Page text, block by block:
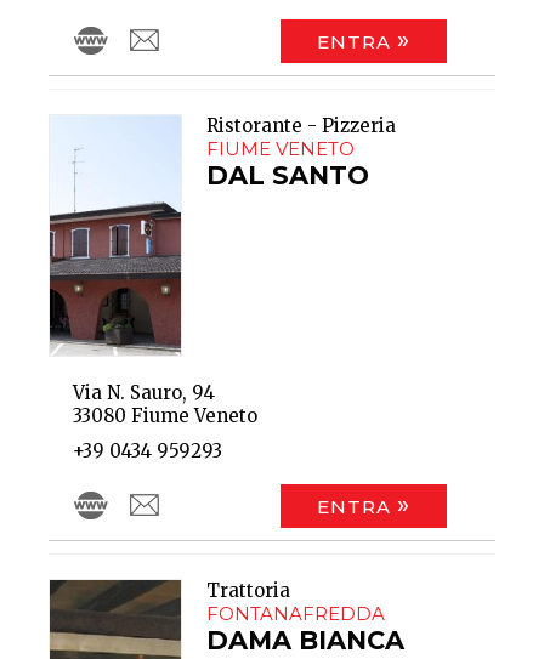
ENTRA
Ristorante - Pizzeria
FIUME VENETO
DAL SANTO
Via N. Sauro, 94
33080 Fiume Veneto
+39 0434 959293
ENTRA
Trattoria
FONTANAFREDDA
DAMA BIANCA